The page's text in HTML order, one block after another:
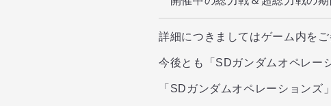
詳細につきましてはゲーム内をご
今後とも「SDガンダムオペレー
「SDガンダムオペレーションズ